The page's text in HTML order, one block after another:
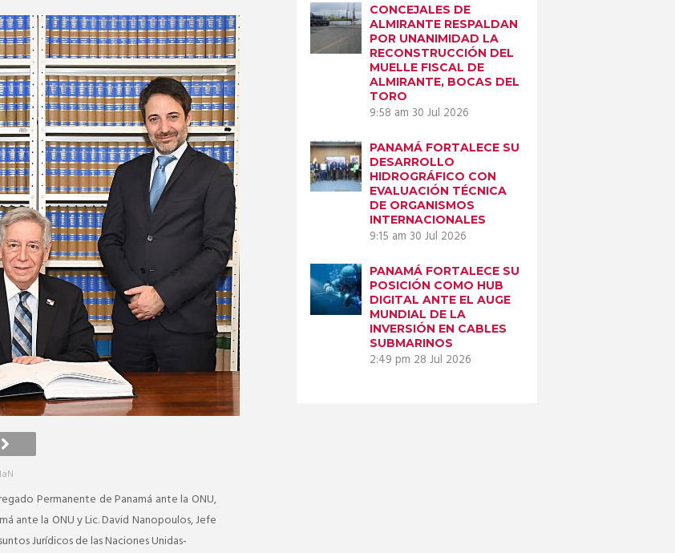
Permanente de Panamá ante la ONU,
ante la ONU y Lic. David Nanopoulos, Jefe
Jurídicos de las Naciones Unidas-
CONCEJALES DE
ALMIRANTE RESPALDAN
POR UNANIMIDAD LA
RECONSTRUCCIÓN DEL
MUELLE FISCAL DE
ALMIRANTE, BOCAS DEL
TORO
9:58 am 30 Jul 2026
PANAMÁ FORTALECE SU
DESARROLLO
HIDROGRÁFICO CON
EVALUACIÓN TÉCNICA
DE ORGANISMOS
INTERNACIONALES
9:15 am 30 Jul 2026
PANAMÁ FORTALECE SU
POSICIÓN COMO HUB
DIGITAL ANTE EL AUGE
MUNDIAL DE LA
INVERSIÓN EN CABLES
SUBMARINOS
2:49 pm 28 Jul 2026